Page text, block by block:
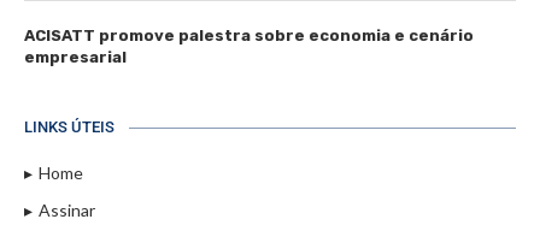
ACISATT promove palestra sobre economia e cenário
empresarial
LINKS ÚTEIS
Home
Assinar